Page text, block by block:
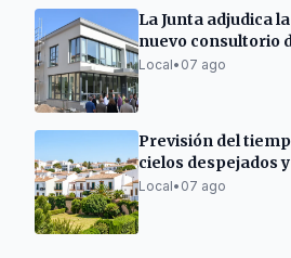
La Junta adjudica
nuevo consultorio
Local• 07 ago
Previsión del
cielos despejados
cálidas este viernes
Local• 07 ago